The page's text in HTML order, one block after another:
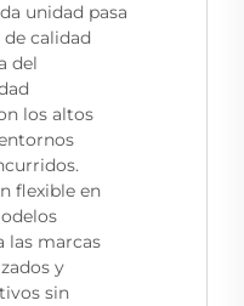
unidad pasa
calidad
del
los altos
flexible en
las marcas
y
sin